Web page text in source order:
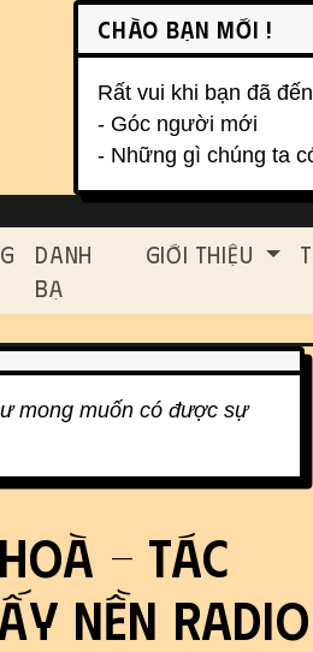
Chào bạn mới !
Rất vui khi bạn đã
- Góc người mới
- Những gì chúng ta
and
Danh
Bạ
Giới Thiệu
mong muốn có được sự
- Tác
Nền Radio